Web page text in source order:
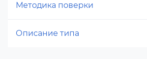
Методика поверки
Описание типа